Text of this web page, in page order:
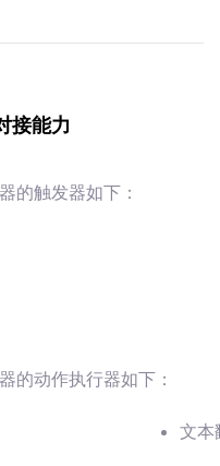
接能力
的触发器如下：
的动作执行器如下：
文本